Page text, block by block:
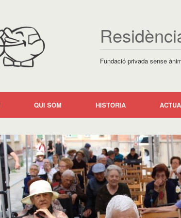
Fundació privada sense
QUI SOM HISTÒRIA